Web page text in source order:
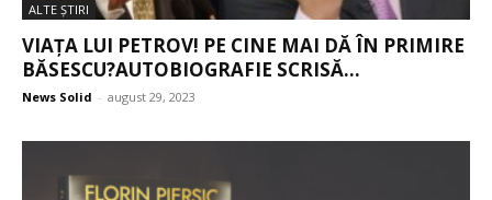
ALTE ŞTIRI
VIAȚA LUI PETROV! PE CINE MAI DĂ ÎN PRIMIRE
BĂSESCU?AUTOBIOGRAFIE SCRISĂ...
News Solid - august 29, 2023